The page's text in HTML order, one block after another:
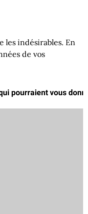
les indésirables. En
de vos
pourraient vous